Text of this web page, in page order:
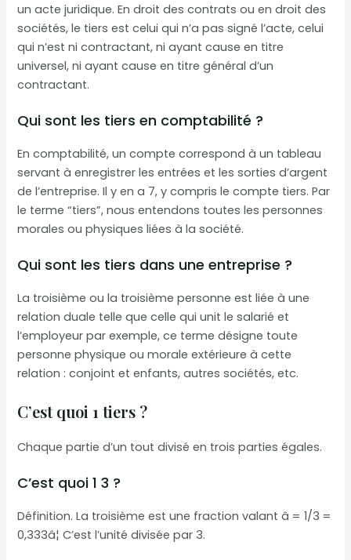
un acte juridique. En droit des contrats ou en droit des
sociétés, le tiers est celui qui n’a pas signé l’acte, celui
qui n’est ni contractant, ni ayant cause en titre
universel, ni ayant cause en titre général d’un
contractant.
Qui sont les tiers en comptabilité ?
En comptabilité, un compte correspond à un tableau
servant à enregistrer les entrées et les sorties d’argent
de l’entreprise. Il y en a 7, y compris le compte tiers. Par
le terme “tiers”, nous entendons toutes les personnes
morales ou physiques liées à la société.
Qui sont les tiers dans une entreprise ?
La troisième ou la troisième personne est liée à une
relation duale telle que celle qui unit le salarié et
l’employeur par exemple, ce terme désigne toute
personne physique ou morale extérieure à cette
relation : conjoint et enfants, autres sociétés, etc.
C’est quoi 1 tiers ?
Chaque partie d’un tout divisé en trois parties égales.
C’est quoi 1 3 ?
Définition. La troisième est une fraction valant â = 1/3 =
0,333â¦ C’est l’unité divisée par 3.